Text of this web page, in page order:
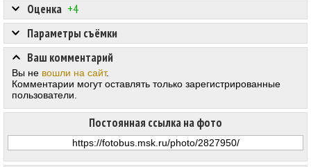
Оценка +4
Постоянная ссылка на фото
Параметры съёмки
Ваш комментарий
Вы не вошли на сайт.
Комментарии могут оставлять только зарегистрированные
пользователи.